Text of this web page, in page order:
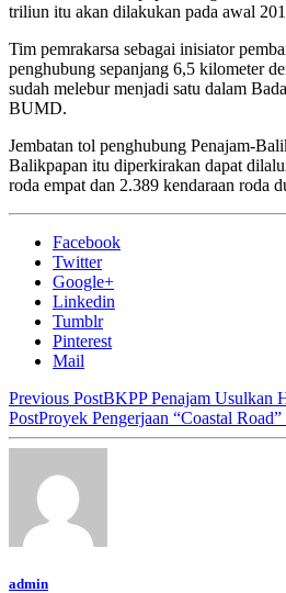
triliun itu akan dilakukan pada awal
Tim pemrakarsa sebagai inisiator
penghubung sepanjang 6,5 kilometer
sudah melebur menjadi satu dalam
BUMD.
Jembatan tol penghubung Penajam-
Balikpapan itu diperkirakan dapat
roda empat dan 2.389 kendaraan roda
Facebook
Twitter
Google+
Linkedin
Tumblr
Pinterest
Mail
Previous PostBKPP Penajam Usulkan
PostProyek Pengerjaan “Coastal
admin